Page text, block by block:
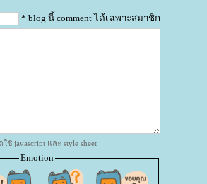
* blog นี้ comment ได้เฉพาะสมาชิก
ช้ javascript และ style sheet
Emotion